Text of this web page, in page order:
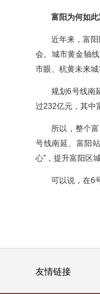
富阳为何如
近年来，富
会。城市黄金轴
市眼、杭黄未来城
规划6号线南
过232亿元，其中
所以，整个
号线南延、富阳
心”，提升富阳区
可以说，在6
友情链接